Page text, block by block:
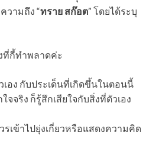
วามถึง “ทราย สก๊อต” โดยได้ระบุ
ที่กี้ทำพลาดค่ะ
อง กับประเด็นที่เกิดขึ้นในตอนนี้
จริง ก็รู้สึกเสียใจกับสิ่งที่ตัวเอง
รเข้าไปยุ่งเกี่ยวหรือแสดงความคิด